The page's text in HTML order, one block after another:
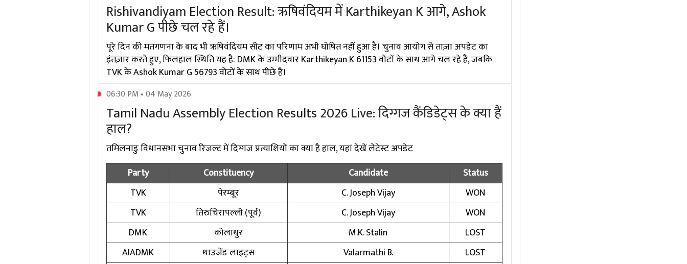
Rishivandiyam Election Result: ऋषिवंदियम में Karthikeyan K आगे, Ashok
Kumar G पीछे चल रहे हैं।
पूरे दिन की मतगणना के बाद भी ऋषिवंदियम सीट का परिणाम अभी घोषित नहीं हुआ है। चुनाव आयोग से ताज़ा अपडेट का
इंतज़ार करते हुए, फिलहाल स्थिति यह है: DMK के उम्मीदवार Karthikeyan K 61153 वोटों के साथ आगे चल रहे हैं, जबकि
TVK के Ashok Kumar G 56793 वोटों के साथ पीछे हैं।
06:30 PM • 04 May 2026
Tamil Nadu Assembly Election Results 2026 Live: दिग्गज कैंडिडेट्स के क्या हैं
हाल?
तमिलनाडु विधानसभा चुनाव रिजल्ट में दिग्गज प्रत्याशियों का क्या है हाल, यहां देखें लेटेस्ट अपडेट
Party
Constituency Candidate
Status
TVK
पेरम्बूर C. Joseph Vijay
WON
TVK
तिरुचिरापल्ली (पूर्व) C. Joseph Vijay
WON
DMK
कोलाथुर M.K. Stalin
LOST
AIADMK
थाउजेंड लाइट्स Valarmathi B.
LOST